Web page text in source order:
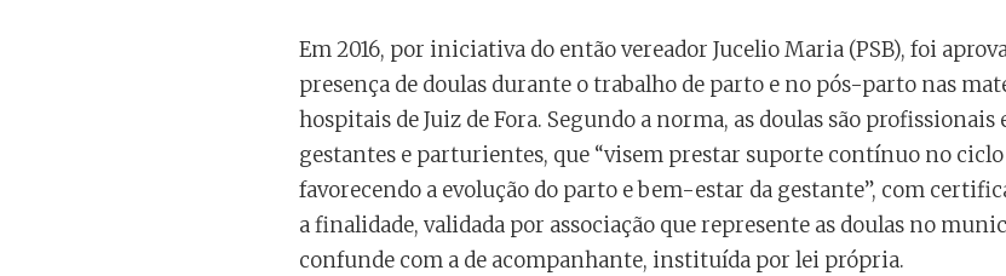
Em 2016, por iniciativa do então vereador Jucelio Maria (PSB), foi
presença de doulas durante o trabalho de parto e no pós-parto nas
hospitais de Juiz de Fora. Segundo a norma, as doulas são
gestantes e parturientes, que “visem prestar suporte contínuo no
favorecendo a evolução do parto e bem-estar da gestante”, com
a finalidade, validada por associação que represente as doulas no
confunde com a de acompanhante, instituída por lei própria.